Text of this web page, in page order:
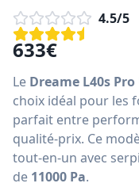
4.5/5
633€
Le Dreame L40s
choix idéal pour les
parfait entre
qualité-prix. Ce
tout-en-un avec
de 11000 Pa.